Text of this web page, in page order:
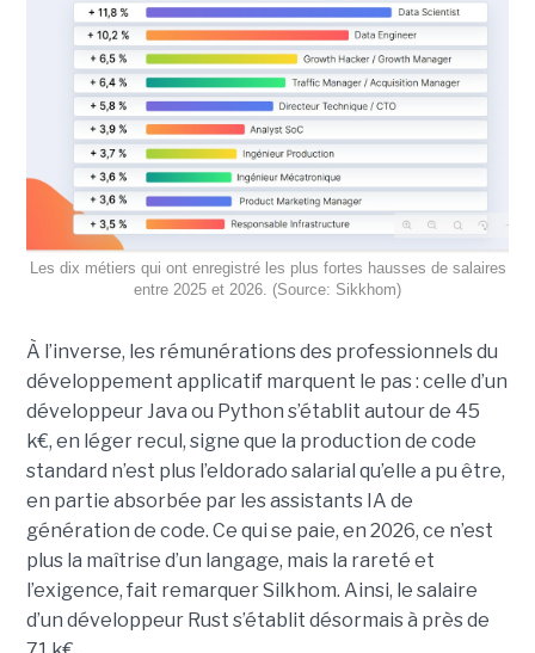
Les dix métiers qui ont enregistré les plus fortes hausses de salaires
entre 2025 et 2026. (Source: Sikkhom)
À l’inverse, les rémunérations des professionnels du
développement applicatif marquent le pas : celle d’un
développeur Java ou Python s’établit autour de 45
k€, en léger recul, signe que la production de code
standard n’est plus l’eldorado salarial qu’elle a pu être,
en partie absorbée par les assistants IA de
génération de code. Ce qui se paie, en 2026, ce n’est
plus la maîtrise d’un langage, mais la rareté et
l’exigence, fait remarquer Silkhom. Ainsi, le salaire
d’un développeur Rust s’établit désormais à près de